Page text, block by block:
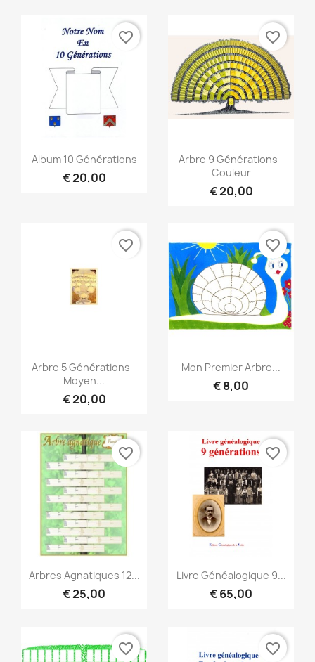
Snel bekijken
Album 10 Générations
€ 20,00
favorite_border
Snel bekijken
Arbre 9 Générations -
Couleur
€ 20,00
favorite_border
Snel bekijken
Arbre 5 Générations -
Moyen...
€ 20,00
favorite_border
 Snel bekijken
Mon Premier Arbre...
€ 8,00
favorite_border
Snel bekijken
Arbres Agnatiques 12...
€ 25,00
favorite_border
Snel bekijken
Livre Généalogique 9...
€ 65,00
favorite_border
favorite_border favorite_border